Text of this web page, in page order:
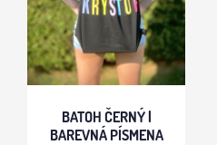
BATOH ČERNÝ |
BAREVNÁ PÍSMENA